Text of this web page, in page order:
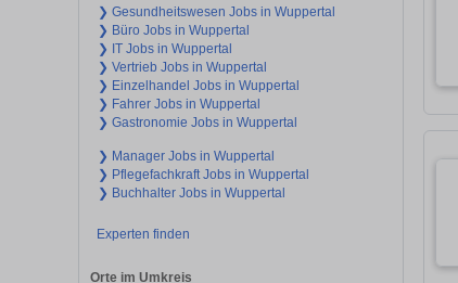
❯ Gesundheitswesen Jobs in Wuppertal
❯ Büro Jobs in Wuppertal
❯ IT Jobs in Wuppertal
❯ Vertrieb Jobs in Wuppertal
❯ Einzelhandel Jobs in Wuppertal
❯ Fahrer Jobs in Wuppertal
❯ Gastronomie Jobs in Wuppertal
❯ Manager Jobs in Wuppertal
❯ Pflegefachkraft Jobs in Wuppertal
❯ Buchhalter Jobs in Wuppertal
Experten finden
Orte im Umkreis